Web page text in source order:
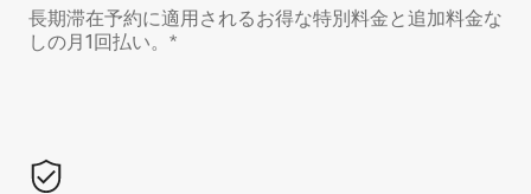
長期滞在予約に適用されるお得な特別料金と追加料金な
しの月1回払い。*